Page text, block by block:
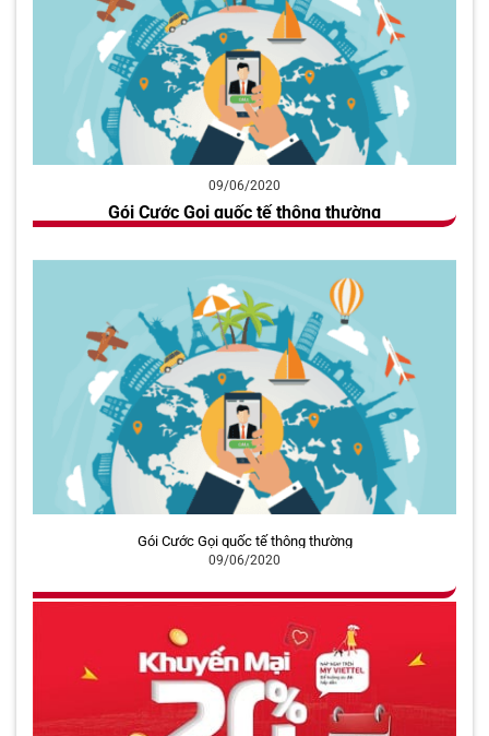
Gói Cước Gọi quốc tế thông thường
09/06/2020
Gói Cước Gọi quốc tế thông thường
09/06/2020